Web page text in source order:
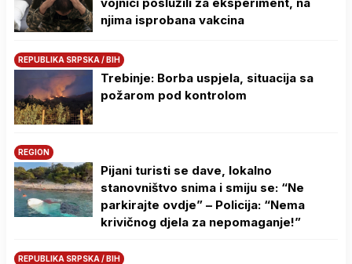
njima isprobana vakcina
REPUBLIKA SRPSKA / BIH
Trebinje: Borba uspjela, situacija sa
požarom pod kontrolom
REGION
Pijani turisti se dave, lokalno
stanovništvo snima i smiju se: “Ne
parkirajte ovdje” – Policija: “Nema
krivičnog djela za nepomaganje!”
REPUBLIKA SRPSKA / BIH